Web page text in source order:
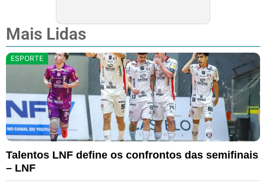
Mais Lidas
ESPORTE
Talentos LNF define os confrontos das semifinais
– LNF